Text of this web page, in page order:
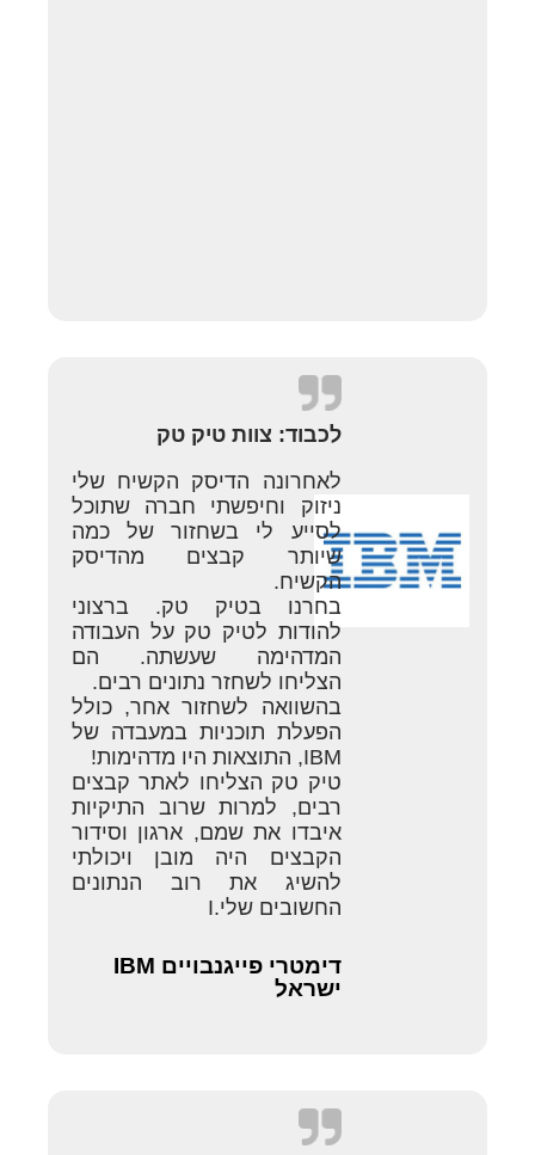
לכבוד: צוות טיק טק
לאחרונה הדיסק הקשיח שלי
ניזוק וחיפשתי חברה שתוכל
לסייע לי בשחזור של כמה
שיותר קבצים מהדיסק
הקשיח.
בחרנו בטיק טק. ברצוני
להודות לטיק טק על העבודה
המדהימה שעשתה. הם
הצליחו לשחזר נתונים רבים.
בהשוואה לשחזור אחר, כולל
הפעלת תוכניות במעבדה של
IBM, התוצאות היו מדהימות!
טיק טק הצליחו לאתר קבצים
רבים, למרות שרוב התיקיות
איבדו את שמם, ארגון וסידור
הקבצים היה מובן ויכולתי
להשיג את רוב הנתונים
החשובים שלי.I
דימטרי פייגנבויים IBM
ישראל